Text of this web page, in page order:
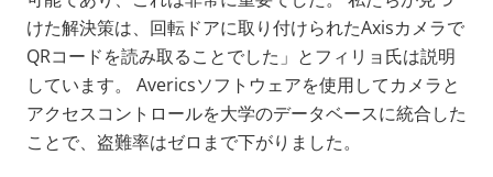
けた解決策は、回転ドアに取り付けられたAxisカメラで
QRコードを読み取ることでした」とフィリョ氏は説明
しています。 Avericsソフトウェアを使用してカメラと
アクセスコントロールを大学のデータベースに統合した
ことで、盗難率はゼロまで下がりました。